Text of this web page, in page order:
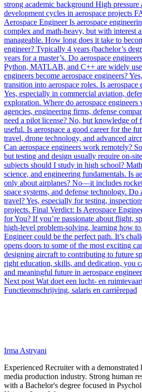
strong academic background High
development cycles in aerospace projects
Aerospace Engineer Is aerospace
complex and math-heavy, but with interest
manageable. How long does it take to
engineer? Typically 4 years (bachelor’s
years for a master’s. Do aerospace
Python, MATLAB, and C++ are widely
engineers become aerospace engineers?
transition into aerospace roles. Is
Yes, especially in commercial aviation,
exploration. Where do aerospace
agencies, engineering firms, defense
need a pilot license? No, but knowledge of
useful. Is aerospace a good career for the
travel, drone technology, and advanced
Can aerospace engineers work remotely?
but testing and design usually require on-
subjects should I study in high school?
science, and engineering fundamentals. Is
only about airplanes? No—it includes
space systems, and defense technology. Do
travel? Yes, especially for testing,
projects. Final Verdict: Is Aerospace
for You? If you’re passionate about flight,
high-level problem-solving, learning how to
Engineer could be the perfect path. It’s
opens doors to some of the most exciting
designing aircraft to contributing to future
right education, skills, and dedication, you
and meaningful future in aerospace
Next post Wat doet een lucht- en
Functieomschrijving, salaris en carrièrepad
Irma Astryani
Experienced Recruiter with a
media production industry. Strong human
with a Bachelor's degree focused in